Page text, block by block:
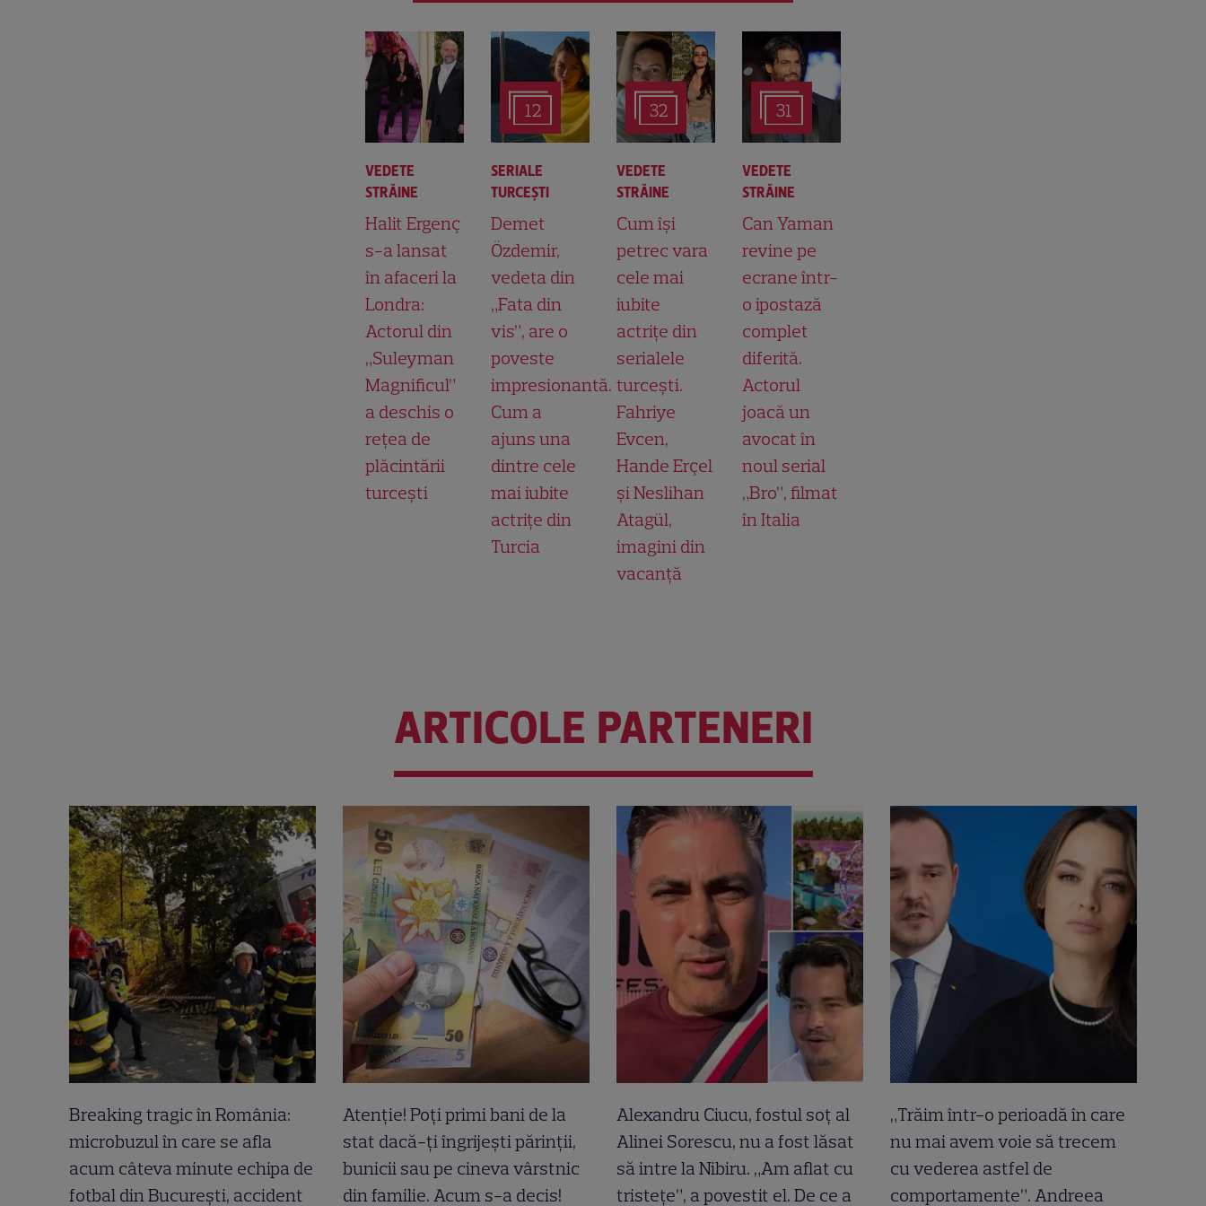
VEDETE
STRĂINE
Halit Ergenç
s-a lansat
în afaceri la
Londra:
Actorul din
„Suleyman
Magnificul”
a deschis o
rețea de
plăcintării
turcești
12
SERIALE
TURCEŞTI
Demet
Özdemir,
vedeta din
„Fata din
vis”, are o
poveste
impresionantă.
Cum a
ajuns una
dintre cele
mai iubite
actrițe din
Turcia
32
VEDETE
STRĂINE
Cum își
petrec vara
cele mai
iubite
actrițe din
serialele
turcești.
Fahriye
Evcen,
Hande Erçel
și Neslihan
Atagül,
imagini din
vacanță
31
VEDETE
STRĂINE
Can Yaman
revine pe
ecrane într-
o ipostază
complet
diferită.
Actorul
joacă un
avocat în
noul serial
„Bro”, filmat
în Italia
ARTICOLE PARTENERI
Breaking tragic în România:
microbuzul în care se afla
acum câteva minute echipa de
fotbal din București, accident
Atenție! Poți primi bani de la
stat dacă-ți îngrijești părinții,
bunicii sau pe cineva vârstnic
din familie. Acum s-a decis!
Alexandru Ciucu, fostul soț al
Alinei Sorescu, nu a fost lăsat
să intre la Nibiru. „Am aflat cu
tristețe”, a povestit el. De ce a
„Trăim într-o perioadă în care
nu mai avem voie să trecem
cu vederea astfel de
comportamente”. Andreea